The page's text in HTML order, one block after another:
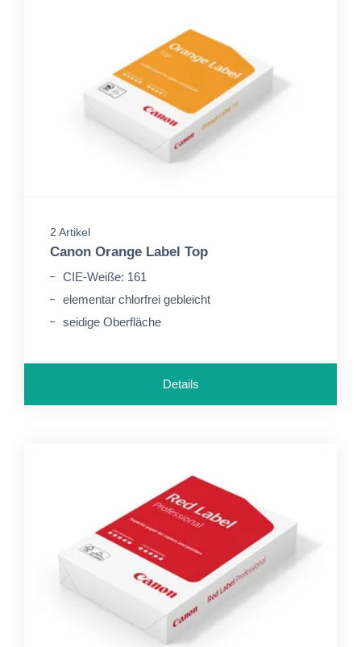
2 Artikel
Canon Orange Label Top
CIE-Weiße: 161
elementar chlorfrei gebleicht
seidige Oberfläche
Details